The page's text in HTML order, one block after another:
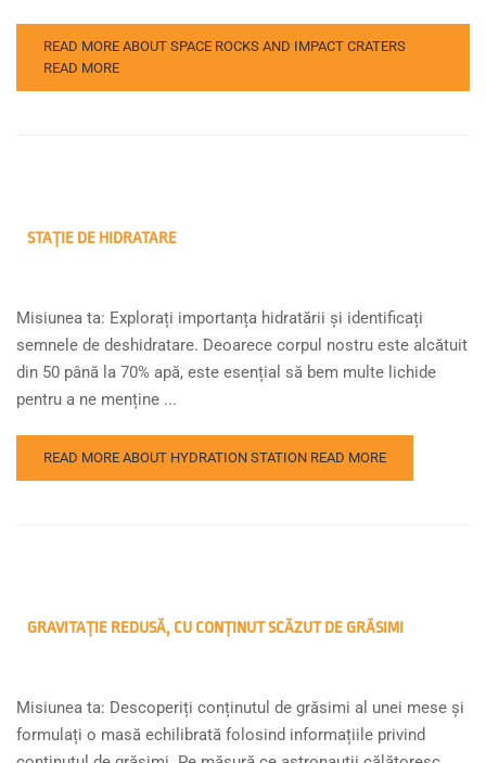
READ MORE ABOUT SPACE ROCKS AND IMPACT CRATERS
READ MORE
STAȚIE DE HIDRATARE
Misiunea ta: Explorați importanța hidratării și identificați
semnele de deshidratare. Deoarece corpul nostru este alcătuit
din 50 până la 70% apă, este esențial să bem multe lichide
pentru a ne menține ...
READ MORE ABOUT HYDRATION STATION READ MORE
GRAVITAȚIE REDUSĂ, CU CONȚINUT SCĂZUT DE GRĂSIMI
Misiunea ta: Descoperiți conținutul de grăsimi al unei mese și
formulați o masă echilibrată folosind informațiile privind